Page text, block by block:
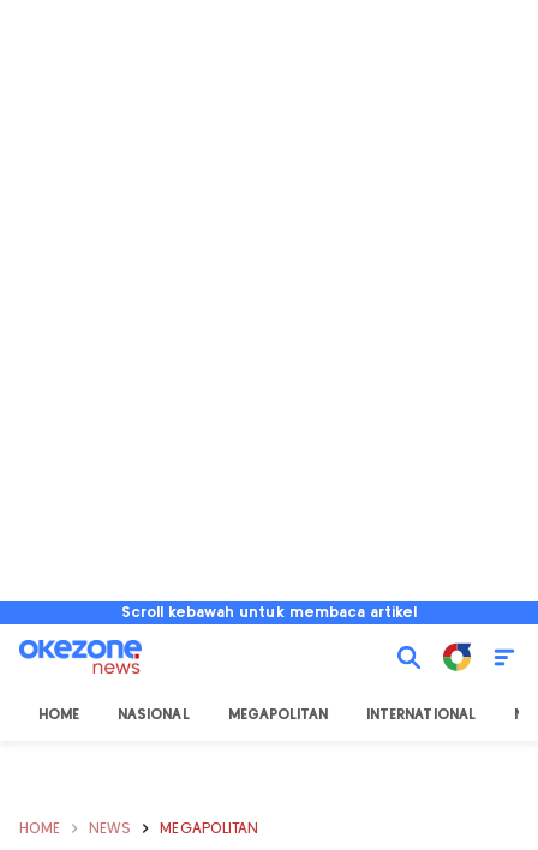
Scroll kebawah untuk membaca artikel
HOME NASIONAL MEGAPOLITAN INTERNATIONAL
HOME NEWS MEGAPOLITAN